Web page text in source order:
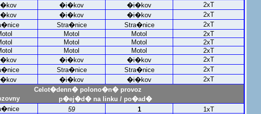
�i�kov �i�kov
2xT
�i�kov �i�kov
2xT
Stra�nice Stra�nice
2xT
Motol Motol
2xT
Motol Motol
2xT
Motol Motol
2xT
�i�kov �i�kov
2xT
Stra�nice Stra�nice
2xT
�i�kov �i�kov
2xT
Celot�denn� polono�n� provoz
p�ej�d� na linku / po�ad�
59 1
1xT